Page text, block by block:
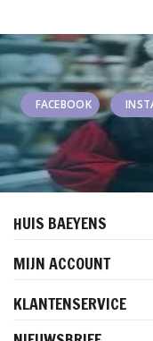
FACEBOOK
HUIS BAEYENS
MIJN ACCOUNT
KLANTENSERVICE